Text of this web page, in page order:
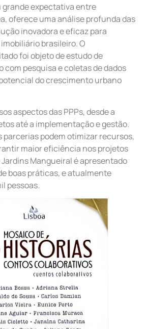
grande expectativa entre
oferece uma análise profunda das
inovadora e eficaz para
brasileiro. O
foi objeto de estudo de
com pesquisa e coletas de dados
do crescimento urbano
aspectos das PPPs, desde a
até a implementação e gestão.
parcerias podem otimizar recursos,
maior eficiência nos projetos
Mangueiral é apresentado
boas práticas, e atualmente
pessoas.